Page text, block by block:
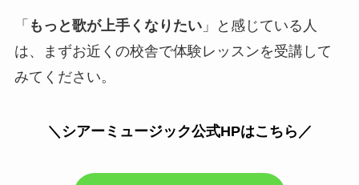
「 もっと歌が上手くなりたい」と感じている人
は、まずお近くの校舎で体験レッスンを受講して
みてください。
＼シアーミュージック公式HPはこちら／